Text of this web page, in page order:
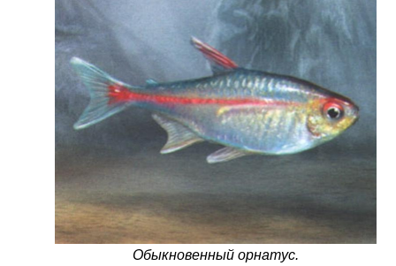
Обыкновенный орнатус.